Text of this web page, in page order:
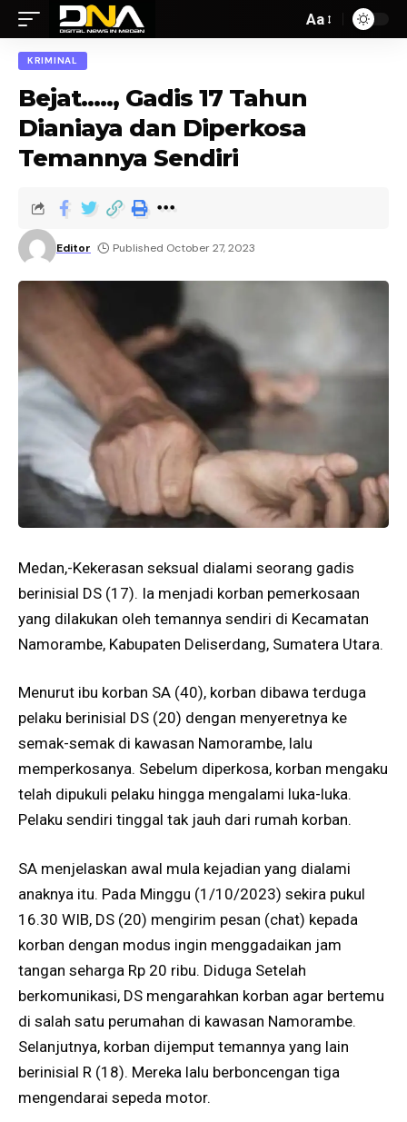
Aa
KRIMINAL
Bejat….., Gadis 17 Tahun
Dianiaya dan Diperkosa
Temannya Sendiri
Editor Published October 27, 2023
Medan,-Kekerasan seksual dialami seorang gadis
berinisial DS (17). Ia menjadi korban pemerkosaan
yang dilakukan oleh temannya sendiri di Kecamatan
Namorambe, Kabupaten Deliserdang, Sumatera Utara.
Menurut ibu korban SA (40), korban dibawa terduga
pelaku berinisial DS (20) dengan menyeretnya ke
semak-semak di kawasan Namorambe, lalu
memperkosanya. Sebelum diperkosa, korban mengaku
telah dipukuli pelaku hingga mengalami luka-luka.
Pelaku sendiri tinggal tak jauh dari rumah korban.
SA menjelaskan awal mula kejadian yang dialami
anaknya itu. Pada Minggu (1/10/2023) sekira pukul
16.30 WIB, DS (20) mengirim pesan (chat) kepada
korban dengan modus ingin menggadaikan jam
tangan seharga Rp 20 ribu. Diduga Setelah
berkomunikasi, DS mengarahkan korban agar bertemu
di salah satu perumahan di kawasan Namorambe.
Selanjutnya, korban dijemput temannya yang lain
berinisial R (18). Mereka lalu berboncengan tiga
mengendarai sepeda motor.